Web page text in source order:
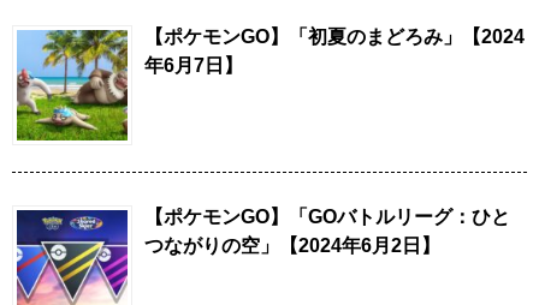
【ポケモンGO】「初夏のまどろみ」【2024
年6月7日】
【ポケモンGO】「GOバトルリーグ：ひと
つながりの空」【2024年6月2日】